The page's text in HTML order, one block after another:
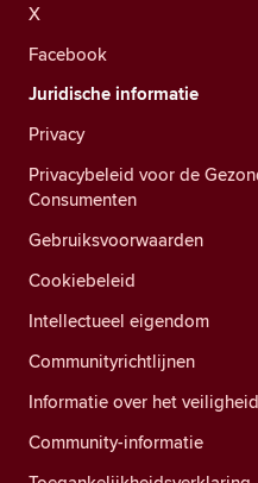
X
Facebook
Juridische informatie
Privacy
Privacybeleid voor de
Consumenten
Gebruiksvoorwaarden
Cookiebeleid
Intellectueel eigendom
Communityrichtlijnen
Informatie over het
Community-informatie